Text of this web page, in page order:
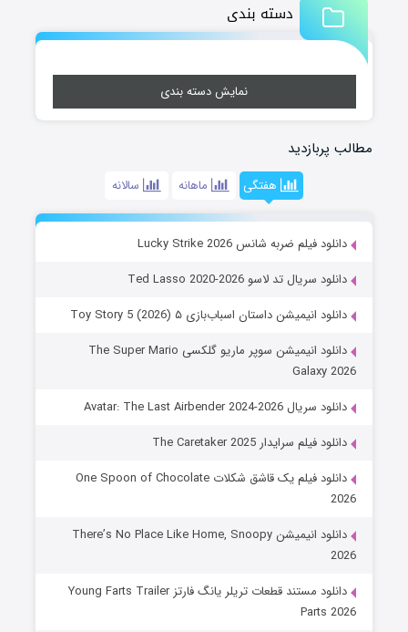
دسته بندی
نمایش دسته بندی
مطالب پربازدید
هفتگی ماهانه سالانه
دانلود فیلم ضربه شانس Lucky Strike 2026
دانلود سریال تد لاسو Ted Lasso 2020-2026
دانلود انیمیشن داستان اسباب‌بازی ۵ Toy Story 5 (2026)
دانلود انیمیشن سوپر ماریو گلکسی The Super Mario
Galaxy 2026
دانلود سریال Avatar: The Last Airbender 2024-2026
دانلود فیلم سرایدار The Caretaker 2025
دانلود فیلم یک قاشق شکلات One Spoon of Chocolate
2026
دانلود انیمیشن There’s No Place Like Home, Snoopy
2026
دانلود مستند قطعات تریلر یانگ فارتز Young Farts Trailer
Parts 2026